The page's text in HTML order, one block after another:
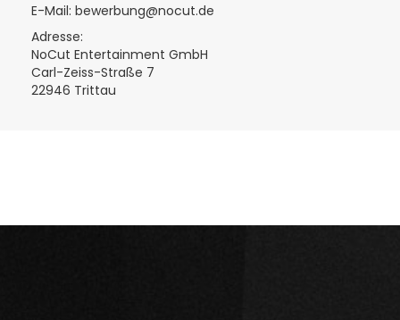
E-Mail: bewerbung@nocut.de
Adresse:
NoCut Entertainment GmbH
Carl-Zeiss-Straße 7
22946 Trittau